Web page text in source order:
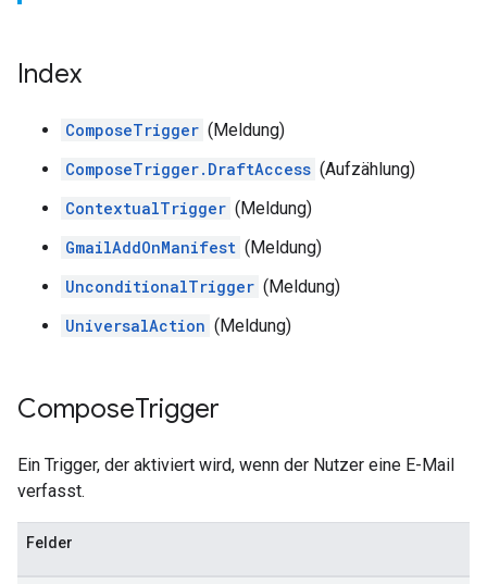
Index
ComposeTrigger (Meldung)
ComposeTrigger.DraftAccess (Aufzählung)
ContextualTrigger (Meldung)
GmailAddOnManifest (Meldung)
UnconditionalTrigger (Meldung)
UniversalAction (Meldung)
ComposeTrigger
Ein Trigger, der aktiviert wird, wenn der Nutzer eine E-Mail
verfasst.
Felder